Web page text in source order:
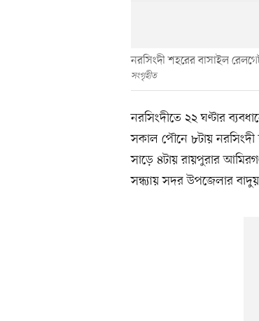
নরসিংদী শহরের বাসাইল
সংগৃহীত
নরসিংদীতে ২২ ঘণ্টার
সকাল পৌনে ৮টায়
সাড়ে ৪টায় রায়পুরার
সন্ধ্যায় সদর উপজেলার